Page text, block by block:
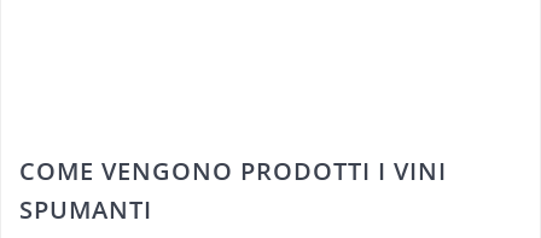
COME VENGONO PRODOTTI I VINI
SPUMANTI